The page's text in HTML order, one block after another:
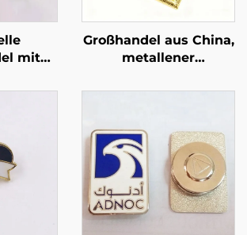
mit
Großhandel aus China,
metallener
besondere
Geschenkabzeichen,
Foto-Hartemaille-Pin